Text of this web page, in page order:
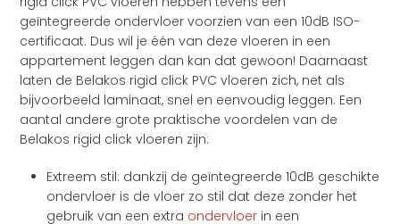
geïntegreerde ondervloer voorzien van een 10dB ISO-
certificaat. Dus wil je één van deze vloeren in een
appartement leggen dan kan dat gewoon! Daarnaast
laten de Belakos rigid click PVC vloeren zich, net als
bijvoorbeeld laminaat, snel en eenvoudig leggen. Een
aantal andere grote praktische voordelen van de
Belakos rigid click vloeren zijn:
Extreem stil: dankzij de geïntegreerde 10dB geschikte
ondervloer is de vloer zo stil dat deze zonder het
gebruik van een extra ondervloer in een